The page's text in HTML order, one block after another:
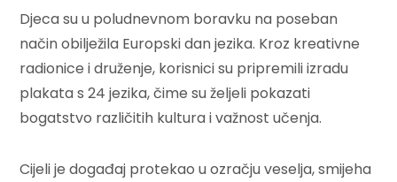
Djeca su u poludnevnom boravku na poseban
način obilježila Europski dan jezika. Kroz kreativne
radionice i druženje, korisnici su pripremili izradu
plakata s 24 jezika, čime su željeli pokazati
bogatstvo različitih kultura i važnost učenja.
Cijeli je događaj protekao u ozračju veselja, smijeha